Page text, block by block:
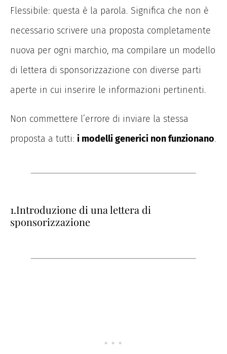
Flessibile: questa è la parola. Significa che non è
necessario scrivere una proposta completamente
nuova per ogni marchio, ma compilare un modello
di lettera di sponsorizzazione con diverse parti
aperte in cui inserire le informazioni pertinenti.
Non commettere l’errore di inviare la stessa
proposta a tutti: i modelli generici non funzionano.
1.Introduzione di una lettera di
sponsorizzazione